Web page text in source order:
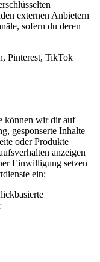
externen Anbietern
sofern du deren
Pinterest, TikTok
können wir dir auf
gesponserte Inhalte
oder Produkte
anzeigen
Einwilligung setzen
ein: